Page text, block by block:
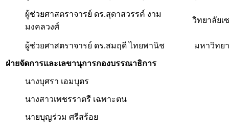
ผู้ช่วยศาสตราจารย์ ดร.สุดาสวรรค์ งาม
มงคลวงศ์
วิทยาลัยเ
ผู้ช่วยศาสตราจารย์ ดร.สมฤดี ไทยพานิช มหาวิทย
ฝ่ายจัดการและเลขานุการกองบรรณาธิการ
นางบุศรา เอมบุตร
นางสาวเพชรราตรี เฉพาะตน
นายบุญร่วม ศรีสร้อย